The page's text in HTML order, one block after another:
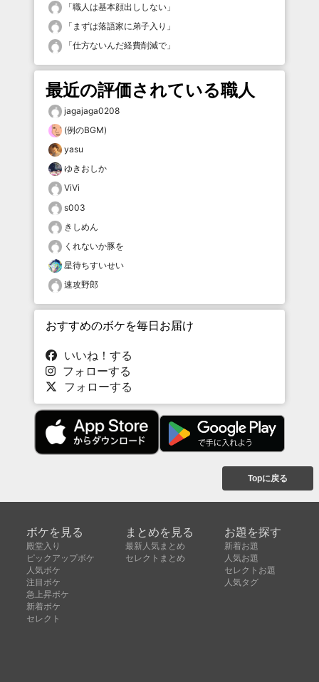
「職人は基本顔出ししない 」
「 まずは落語家に弟子入り 」
「仕方ないんだ経費削減で 」
最近の評価されている職人
jagajaga0208
(例のBGM)
yasu
ゆきおしか
ViVi
s003
きしめん
くれないか豚を
星待ちすいせい
速攻野郎
おすすめのボケを毎日お届け
いいね！する
フォローする
フォローする
Topに戻る
ボケを見る
殿堂入り
ピックアップボケ
人気ボケ
注目ボケ
急上昇ボケ
新着ボケ
セレクト
まとめを見る
最新人気まとめ
セレクトまとめ
お題を探す
新着お題
人気お題
セレクトお題
人気タグ